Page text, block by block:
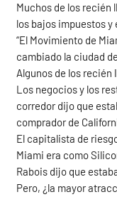
Muchos de los recién
los bajos impuestos y
“El Movimiento de
cambiado la ciudad
Algunos de los
Los negocios y los
corredor dijo que
comprador de
El capitalista de
Miami era como
Rabois dijo que
Pero, ¿la mayor